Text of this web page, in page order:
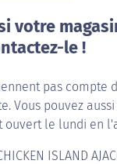
votre
le !
pas compte
Vous pouvez
ouvert le lundi en
ISLAND